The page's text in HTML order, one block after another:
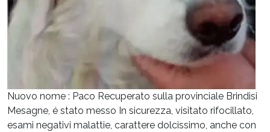
Nuovo nome : Paco Recuperato sulla provinciale Brindisi
Mesagne, é stato messo In sicurezza, visitato rifocillato,
esami negativi malattie, carattere dolcissimo, anche con